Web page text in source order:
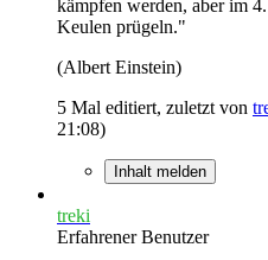
kämpfen werden, aber im
Keulen prügeln."
(Albert Einstein)
5 Mal editiert, zuletzt von
21:08)
Inhalt melden
treki
Erfahrener Benutzer